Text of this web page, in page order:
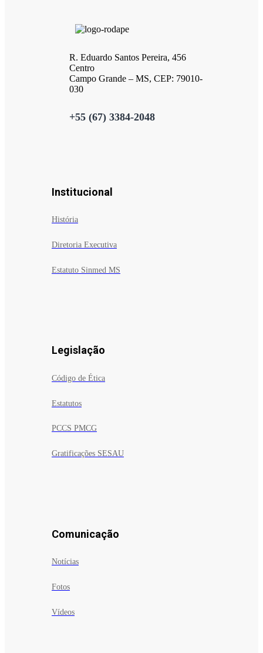
R. Eduardo Santos Pereira, 456
Centro
Campo Grande – MS, CEP: 79010-
030
+55 (67) 3384-2048
Institucional
História
Diretoria Executiva
Estatuto Sinmed MS
Legislação
Código de Ética
Estatutos
PCCS PMCG
Gratificações SESAU
Comunicação
Notícias
Fotos
Vídeos